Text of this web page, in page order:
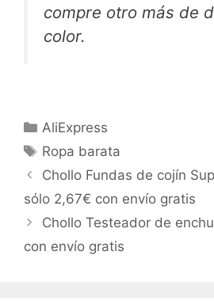
compre otro más de
color.
Categorías
AliExpress
Etiquetas
Ropa barata
Chollo Fundas de cojín
sólo 2,67€ con envío gratis
Chollo Testeador de
con envío gratis